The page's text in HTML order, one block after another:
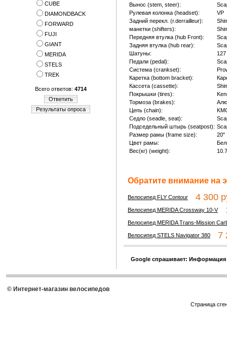
CUBE
DIAMONDBACK
FORWARD
FUJI
GIANT
MERIDA
STELS
TREK
Всего ответов: 4714
Ответить
Результаты опроса
Вынос (stem, steer):
Рулевая колонка (headset):
VP
Задний перекл. (r.derrailleur):
манетки (shifters):
Передняя втулка (hub Front):
Задняя втулка (hub rear):
Шатуны:
Педали (pedal):
Система (crankset):
Каретка (bottom bracket):
Кассета (cassette):
Покрышки (tires):
Тормоза (brakes):
Цепь (chain):
Седло (seadle, seat):
Подседельный штырь (seatpost):
Размер рамы (frame size):
20"
Цвет рамы:
Вес(кг) (weight):
10.7
Обратите внимание на
Велосипед FLY Contour 4 300
Велосипед MERIDA Crossway 10-V
Велосипед MERIDA Trans-Mission
Велосипед STELS Navigator 380 7
Google спрашивает:
© Интернет-магазин велосипедов
Страница